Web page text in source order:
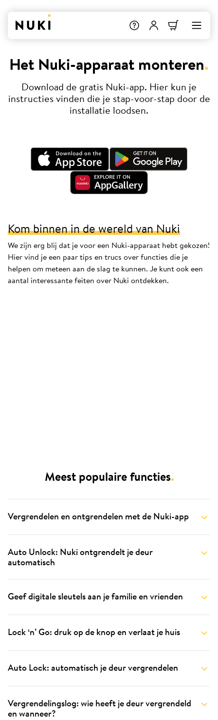
Het Nuki-apparaat monteren.
Download de gratis Nuki-app. Hier kun je
instructies vinden die je stap-voor-stap door de
installatie loodsen.
Kom binnen in de wereld van Nuki
We zijn erg blij dat je voor een Nuki-apparaat hebt gekozen!
Hier vind je een paar tips en trucs over functies die je
helpen om meteen aan de slag te kunnen. Je kunt ook een
aantal interessante feiten over Nuki ontdekken.
Meest populaire functies.
Vergrendelen en ontgrendelen met de Nuki-app
Auto Unlock: Nuki ontgrendelt je deur
automatisch
Geef digitale sleutels aan je familie en vrienden
Lock ‘n’ Go: druk op de knop en verlaat je huis
Auto Lock: automatisch je deur vergrendelen
Vergrendelingslog: wie heeft je deur vergrendeld
en wanneer?